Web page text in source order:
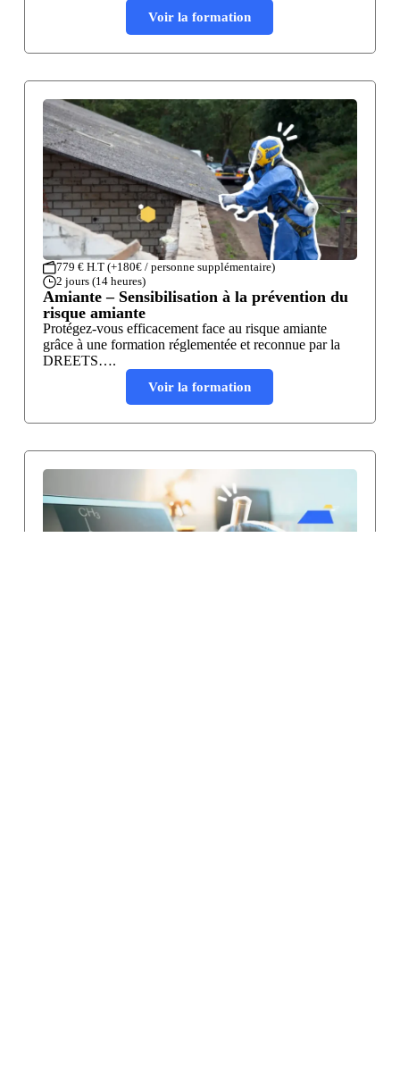
Voir la formation
779 € H.T (+180€ / personne supplémentaire)
2 jours (14 heures)
Amiante – Sensibilisation à la prévention du
risque amiante
Protégez-vous efficacement face au risque amiante
grâce à une formation réglementée et reconnue par la
DREETS….
Voir la formation